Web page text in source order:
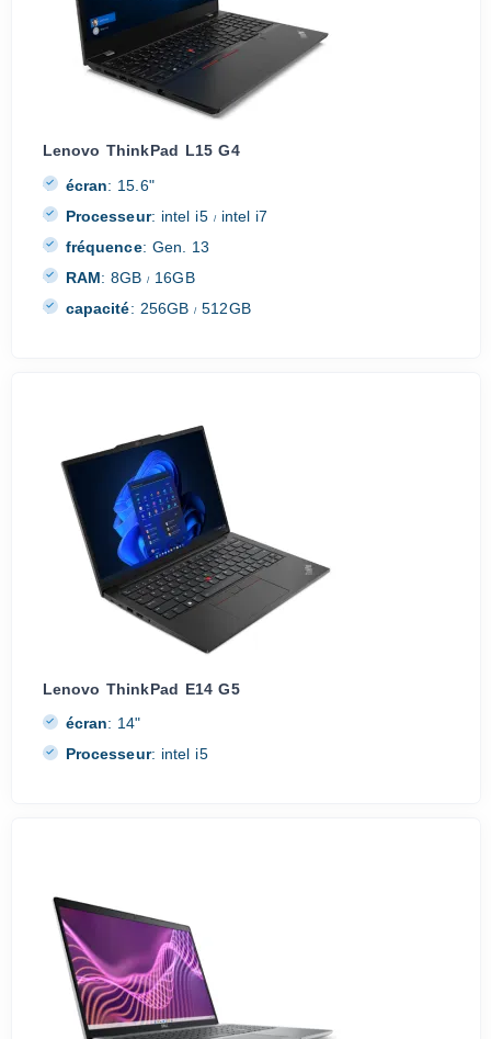
Lenovo ThinkPad L15 G4
écran: 15.6"
Processeur: intel i5 /intel i7
fréquence: Gen. 13
RAM: 8GB/ 16GB
capacité: 256GB/ 512GB
Lenovo ThinkPad E14 G5
écran: 14"
Processeur: intel i5